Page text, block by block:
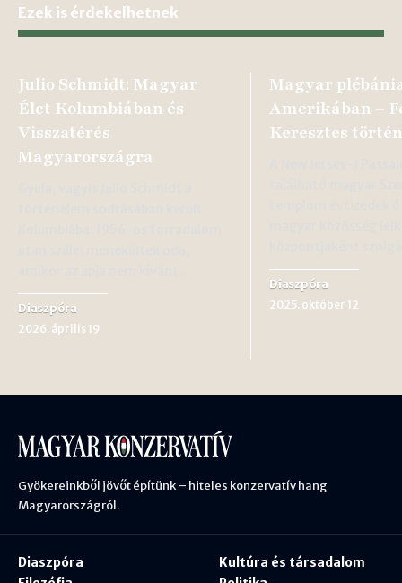
Ezek is érdekelhetnek
Julio Schmidt: Magyar
Élet Kolumbiában és
Visszatérés
Magyarországra
Diaszpóra
2026. április 19
Magyar
Amerikában –
Keresztes
Diaszpóra
2025. október 12
Gyökereinkből jövőt építünk – hiteles konzervatív hang
Magyarországról.
Diaszpóra
Kultúra és társadalom